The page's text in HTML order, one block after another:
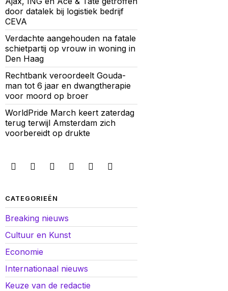
door datalek bij logistiek bedrijf
CEVA
Verdachte aangehouden na fatale
schietpartij op vrouw in woning in
Den Haag
Rechtbank veroordeelt Gouda-
man tot 6 jaar en dwangtherapie
voor moord op broer
WorldPride March keert zaterdag
terug terwijl Amsterdam zich
voorbereidt op drukte
CATEGORIEËN
Breaking nieuws
Cultuur en Kunst
Economie
Internationaal nieuws
Keuze van de redactie